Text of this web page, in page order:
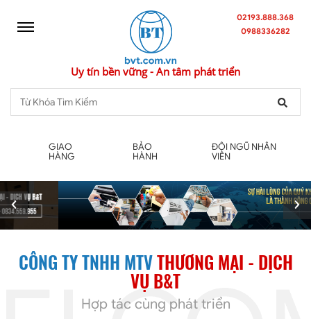
02193.888.368
0988336282
Uy tín bền vững - An tâm phát triển
ĐỘI NGŨ NHÂN
VIÊN
BẢO
HÀNH
GIAO
HÀNG
CÔNG TY TNHH MTVTHƯƠNG MẠI - DỊCH
VỤ B&T
Hợp tác cùng phát triển